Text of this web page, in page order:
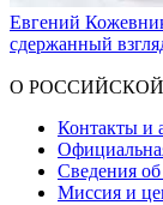
Евгений
сдержанный
О
Контакты и
Сведения об
Миссия и